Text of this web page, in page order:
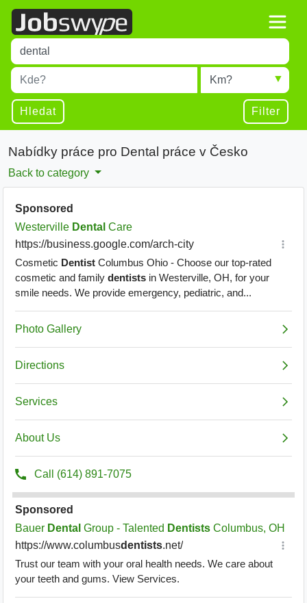
Title
Type 1 or more characters for results.
Místo
Type 1 or more characters for results.
Radius
Hledat Filter
Nabídky práce pro Dental práce v Česko
Back to category